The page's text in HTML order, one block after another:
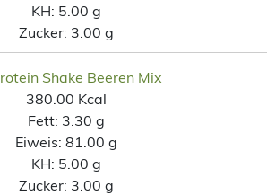
KH: 5.00 g
Zucker: 3.00 g
Shake Beeren Mix
380.00 Kcal
Fett: 3.30 g
Eiweis: 81.00 g
KH: 5.00 g
Zucker: 3.00 g